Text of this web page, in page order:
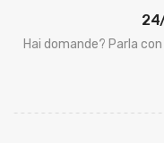
Hai domande? Parla